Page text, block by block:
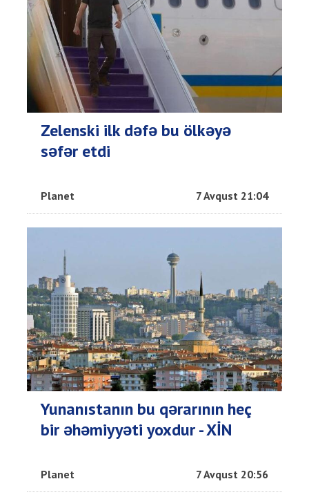
Zelenski ilk dəfə bu ölkəyə
səfər etdi
Planet 7 Avqust 21:04
Yunanıstanın bu qərarının heç
bir əhəmiyyəti yoxdur - XİN
Planet 7 Avqust 20:56